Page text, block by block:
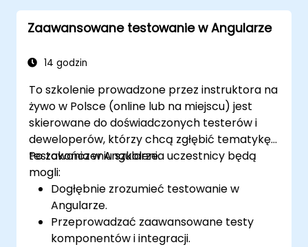
programistów front-end zmieniających
technologię na nowoczesnego Angulara,
skalowalne aplikacje internetowe oraz
zdobyć praktyczne umiejętności stosowania
Angulara w rzeczywistych scenariuszach.
Zaawansowane testowanie w Angularze
14 godzin
To szkolenie prowadzone przez instruktora na
żywo w Polsce (online lub na miejscu) jest
skierowane do doświadczonych testerów i
deweloperów, którzy chcą zgłębić tematykę
testowania w Angularze.
Po zakończeniu szkolenia uczestnicy będą
mogli:
Dogłębnie zrozumieć testowanie w
Angularze.
Przeprowadzać zaawansowane testy
komponentów i integracji.